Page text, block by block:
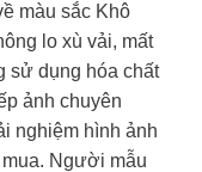
màu sắc Khô
lo xù vải, mất
sử dụng hóa chất
ảnh chuyên
nghiệm hình ảnh
Người mẫu